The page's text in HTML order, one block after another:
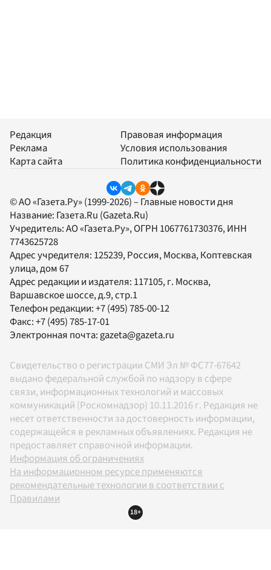
Редакция
Реклама
Карта сайта
Правовая информация
Условия использования
Политика конфиденциальности
© АО «Газета.Ру» (1999-2026) – Главные новости дня
Название: Газета.Ru (Gazeta.Ru)
Учредитель:АО «Газета.Ру», ОГРН 1067761730376, ИНН
7743625728
Адрес учредителя: 125239, Россия, Москва, Коптевская
улица, дом 67
Адрес редакции и издателя: 117105, г. Москва,
Варшавское шоссе, д.9, стр.1
Телефон редакции:+7 (495) 785-00-12
Факс:+7 (495) 785-17-01
Электронная почта: gazeta@gazeta.ru
Свидетельство о регистрации СМИ Эл № ФС77-67642
выдано федеральной службой по надзору в сфере
связи, информационных технологий и массовых
коммуникаций (Роскомнадзор) 10.11.2016 г. Редакция не
несет ответственности за достоверность информации,
содержащейся в рекламных объявлениях. Редакция не
предоставляет справочной информации.
Информация об ограничениях
На информационном ресурсе применяются
рекомендательные технологии в соответствии с
Правилами
18+